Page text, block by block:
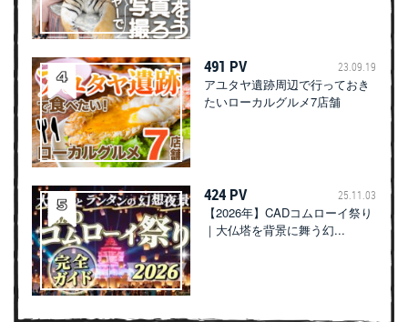
491 PV 23.09.19
アユタヤ遺跡周辺で行っておき
たいローカルグルメ7店舗
424 PV 25.11.03
【2026年】CADコムローイ祭り
｜大仏塔を背景に舞う幻...